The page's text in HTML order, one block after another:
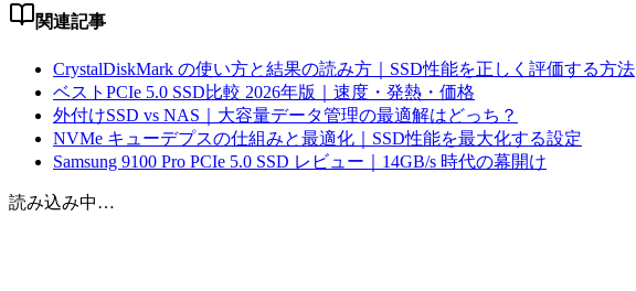
関連記事
CrystalDiskMark の使い方と結果の読み方｜SSD性能を正しく評価する方法
ベストPCIe 5.0 SSD比較 2026年版｜速度・発熱・価格
外付けSSD vs NAS｜大容量データ管理の最適解はどっち？
NVMe キューデプスの仕組みと最適化｜SSD性能を最大化する設定
Samsung 9100 Pro PCIe 5.0 SSD レビュー｜14GB/s 時代の幕開け
読み込み中…